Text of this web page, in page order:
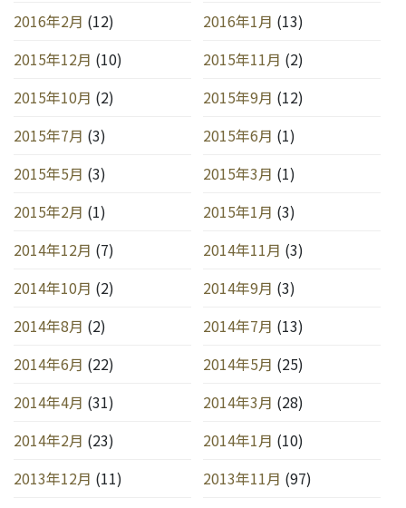
2016年2月 (12) 2016年1月 (13)
2015年12月 (10) 2015年11月 (2)
2015年10月 (2) 2015年9月 (12)
2015年7月 (3) 2015年6月 (1)
2015年5月 (3) 2015年3月 (1)
2015年2月 (1) 2015年1月 (3)
2014年12月 (7) 2014年11月 (3)
2014年10月 (2) 2014年9月 (3)
2014年8月 (2) 2014年7月 (13)
2014年6月 (22) 2014年5月 (25)
2014年4月 (31) 2014年3月 (28)
2014年2月 (23) 2014年1月 (10)
2013年12月 (11) 2013年11月 (97)